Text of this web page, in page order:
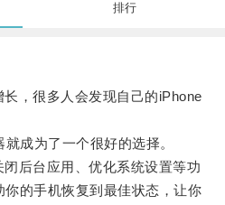
排行
，很多人会发现自己的iPhone
为了一个很好的选择。
后台应用、优化系统设置等功
的手机恢复到最佳状态，让你